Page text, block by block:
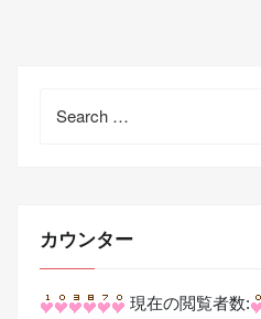
for:
カウンター
現在の閲覧者数: